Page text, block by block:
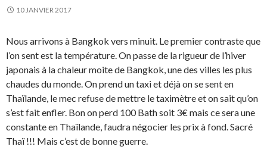
10 JANVIER 2017
Nous arrivons à Bangkok vers minuit. Le premier contraste que
l’on sent est la température. On passe de la rigueur de l’hiver
japonais à la chaleur moite de Bangkok, une des villes les plus
chaudes du monde. On prend un taxi et déjà on se sent en
Thaïlande, le mec refuse de mettre le taximètre et on sait qu’on
s’est fait enfler. Bon on perd 100 Bath soit 3€ mais ce sera une
constante en Thaïlande, faudra négocier les prix à fond. Sacré
Thaï !!! Mais c’est de bonne guerre.